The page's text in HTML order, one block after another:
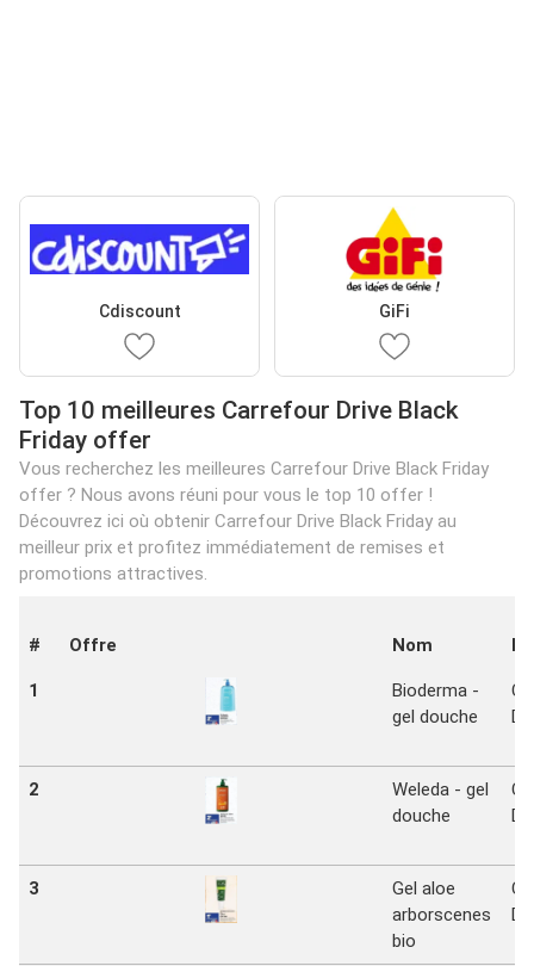
Cdiscount GiFi
Top 10 meilleures Carrefour Drive Black
Friday offer
Vous recherchez les meilleures Carrefour Drive Black Friday
offer ? Nous avons réuni pour vous le top 10 offer !
Découvrez ici où obtenir Carrefour Drive Black Friday au
meilleur prix et profitez immédiatement de remises et
promotions attractives.
# Offre Nom
1
Bioderma -
gel douche
2
Weleda - gel
douche
3
Gel aloe
arborscenes
bio